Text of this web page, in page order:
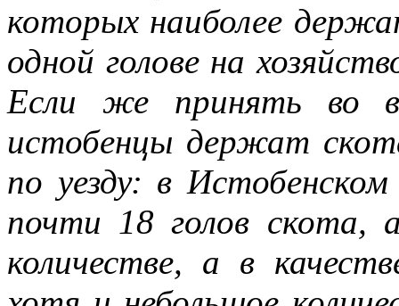
которых наиболее
одной голове на
Если же принять во
истобенцы держат
по уезду: в
почти 18 голов скота,
количестве, а в